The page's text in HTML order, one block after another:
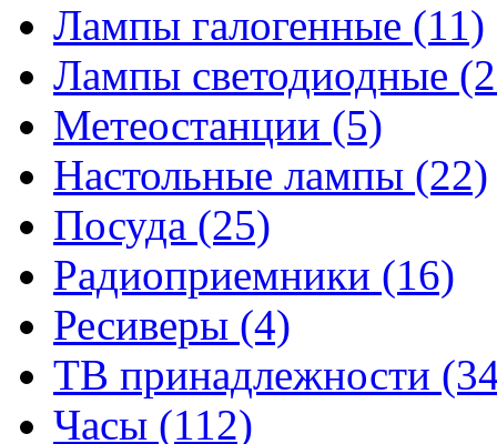
Лампы галогенные (11)
Лампы светодиодные
Метеостанции (5)
Настольные лампы (22)
Посуда (25)
Радиоприемники (16)
Ресиверы (4)
ТВ принадлежности
Часы (112)